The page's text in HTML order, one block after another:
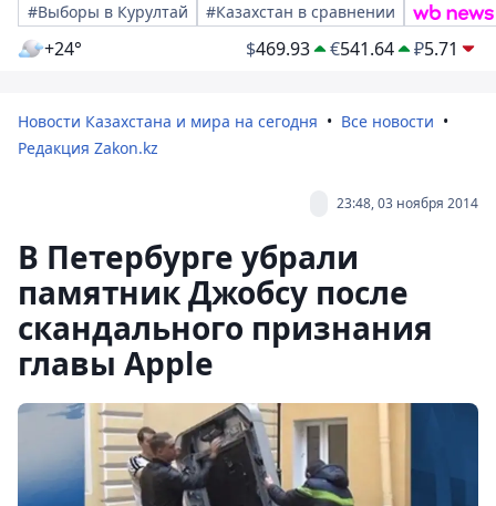
#Выборы в Курултай
#Казахстан в сравнении
+24° $469.93 €541.64 ₽5.71
Новости Казахстана и мира на сегодня
Все новости
Редакция Zakon.kz
23:48, 03 ноября 2014
В Петербурге убрали
памятник Джобсу после
скандального признания
главы Apple